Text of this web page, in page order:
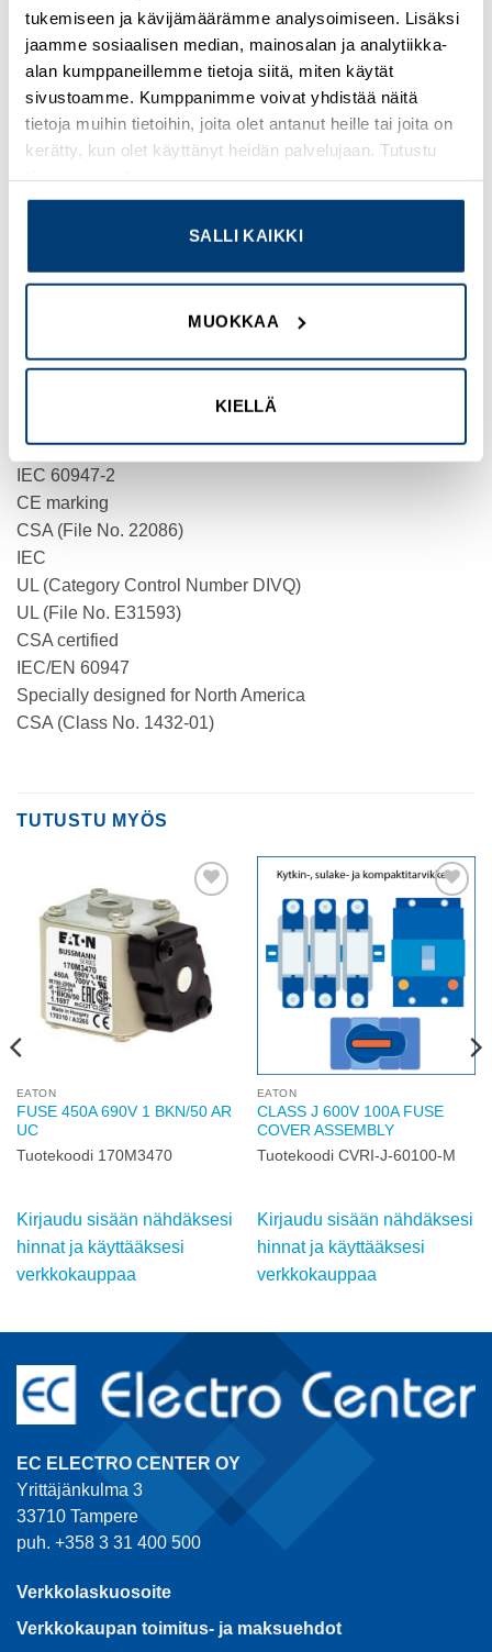
tukemiseen ja kävijämäärämme analysoimiseen. Lisäksi
jaamme sosiaalisen median, mainosalan ja analytiikka-
alan kumppaneillemme tietoja siitä, miten käytät
sivustoamme. Kumppanimme voivat yhdistää näitä
tietoja muihin tietoihin, joita olet antanut heille tai joita on
kerätty, kun olet käyttänyt heidän palvelujaan. Tutustu
SALLI KAIKKI
MUOKKAA
KIELLÄ
PRODUCT HEIGHT
195 mm
PRODUCT WIDTH
105 mm
PRODUCT WEIGHT
RoHS conform
UL listed
UL/CSA
IEC 60947-2
CE marking
CSA (File No. 22086)
IEC
UL (Category Control Number DIVQ)
UL (File No. E31593)
CSA certified
IEC/EN 60947
Specially designed for North America
CSA (Class No. 1432-01)
TUTUSTU MYÖS
wishlist
EATON
FUSE 450A 690V 1 BKN/50 AR
UC
Tuotekoodi 170M3470
Kirjaudu sisään nähdäksesi
hinnat ja käyttääksesi
verkkokauppaa
Add to
EATON
CLASS J 600V 100A FUSE
COVER ASSEMBLY
Tuotekoodi CVRI-J-60100-M
Kirjaudu sisään nähdäksesi
hinnat ja käyttääksesi
verkkokauppaa
EC ELECTRO CENTER OY
Yrittäjänkulma 3
33710 Tampere
puh. +358 3 31 400 500
Verkkolaskuosoite
Verkkokaupan toimitus- ja maksuehdot